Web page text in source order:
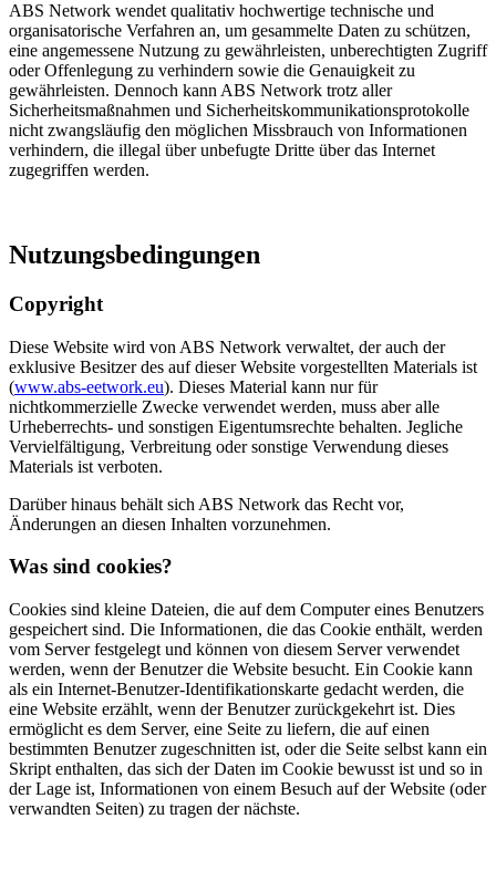
ABS Network wendet qualitativ hochwertige technische und
organisatorische Verfahren an, um gesammelte Daten zu schützen,
eine angemessene Nutzung zu gewährleisten, unberechtigten Zugriff
oder Offenlegung zu verhindern sowie die Genauigkeit zu
gewährleisten. Dennoch kann ABS Network trotz aller
Sicherheitsmaßnahmen und Sicherheitskommunikationsprotokolle
nicht zwangsläufig den möglichen Missbrauch von Informationen
verhindern, die illegal über unbefugte Dritte über das Internet
zugegriffen werden.
Nutzungsbedingungen
Copyright
Diese Website wird von ABS Network verwaltet, der auch der
exklusive Besitzer des auf dieser Website vorgestellten Materials ist
(www.abs-eetwork.eu). Dieses Material kann nur für
nichtkommerzielle Zwecke verwendet werden, muss aber alle
Urheberrechts- und sonstigen Eigentumsrechte behalten. Jegliche
Vervielfältigung, Verbreitung oder sonstige Verwendung dieses
Materials ist verboten.
Darüber hinaus behält sich ABS Network das Recht vor,
Änderungen an diesen Inhalten vorzunehmen.
Was sind cookies?
Cookies sind kleine Dateien, die auf dem Computer eines Benutzers
gespeichert sind. Die Informationen, die das Cookie enthält, werden
vom Server festgelegt und können von diesem Server verwendet
werden, wenn der Benutzer die Website besucht. Ein Cookie kann
als ein Internet-Benutzer-Identifikationskarte gedacht werden, die
eine Website erzählt, wenn der Benutzer zurückgekehrt ist. Dies
ermöglicht es dem Server, eine Seite zu liefern, die auf einen
bestimmten Benutzer zugeschnitten ist, oder die Seite selbst kann ein
Skript enthalten, das sich der Daten im Cookie bewusst ist und so in
der Lage ist, Informationen von einem Besuch auf der Website (oder
verwandten Seiten) zu tragen der nächste.